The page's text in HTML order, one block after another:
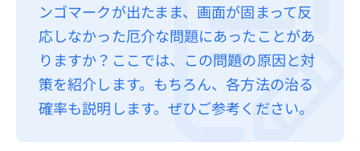
サポート
プライバシーポリシー
利用規約
返金について
ンゴマークが出たまま、画面が固まって反
応しなかった厄介な問題にあったことがあ
りますか？ここでは、この問題の原因と対
策を紹介します。もちろん、各方法の治る
確率も説明します。ぜひご参考ください。